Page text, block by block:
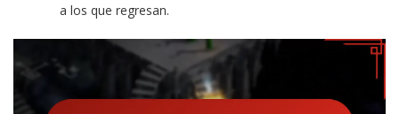
a los que regresan.